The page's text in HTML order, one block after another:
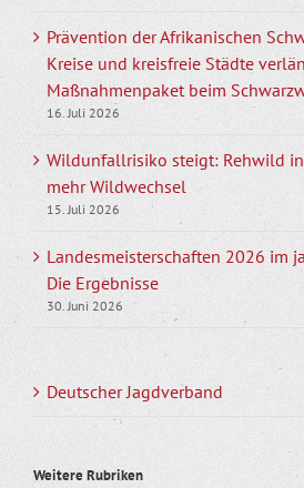
Prävention der Afrikanischen
Kreise und kreisfreie Städte
Maßnahmenpaket beim
16. Juli 2026
Wildunfallrisiko steigt: Rehwild
mehr Wildwechsel
15. Juli 2026
Landesmeisterschaften 2026 im
Die Ergebnisse
30. Juni 2026
Deutscher Jagdverband
Weitere Rubriken